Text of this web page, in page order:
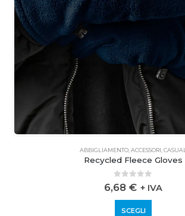
ABBIGLIAMENTO ACCESSORI CASUAL
Recycled Fleece Gloves
0out of 5
6,68 € + IVA
SCEGLI